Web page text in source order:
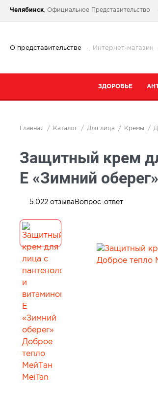
Челябинск , Официальное Представительство
О представительстве · Интернет-магазин
ЗДОРОВЬЕ
Категории
Тонизирующие и
От паразитов
Для сердца и сосудов
Для коррекции веса
Детокс и лимфодренаж
Для нервной системы
Активное долголетие
Для женского здоровья
Для мужского здоровья
Для детского здоровья
Главная Каталог Для лица Кремы
Защитный крем
Е «Зимний оберег»
5.022 отзыва Вопрос-ответ